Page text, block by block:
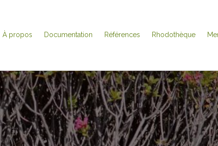
À propos Documentation Références Rhodothèque